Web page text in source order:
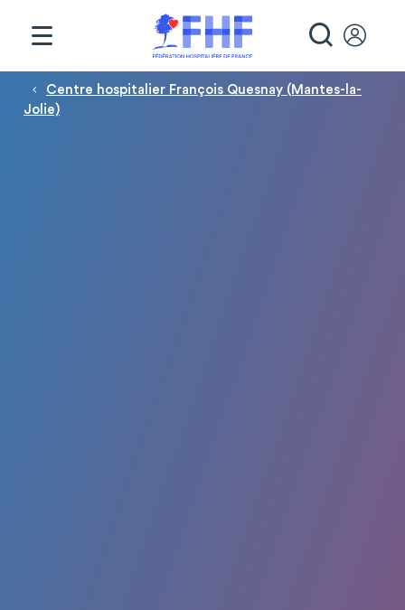
Fil d'Ariane
Centre hospitalier François Quesnay (Mantes-la-
Jolie)
Panneau de gestion des cookies